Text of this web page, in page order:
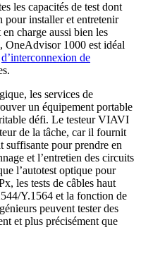
les capacités de test dont
pour installer et entretenir
charge aussi bien les
OneAdvisor 1000 est idéal
d’interconnexion de
les services de
un équipement portable
défi. Le testeur VIAVI
de la tâche, car il fournit
suffisante pour prendre en
et l’entretien des circuits
l’autotest optique pour
les tests de câbles haut
Y.1564 et la fonction de
peuvent tester des
et plus précisément que